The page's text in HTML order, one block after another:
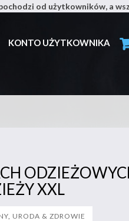
od użytkowników, a
KONTO UŻYTKOWNIKA
XXL
, URODA & ZDROWIE